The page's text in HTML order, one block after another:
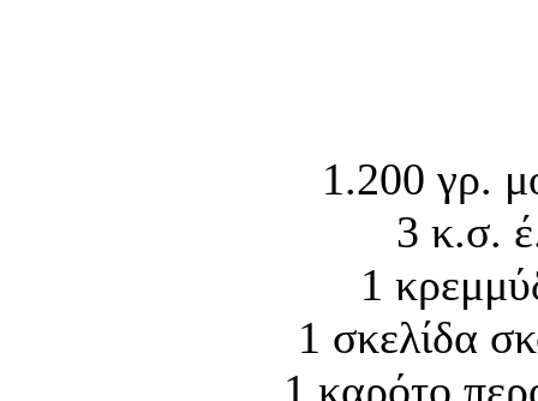
1.200 γρ.
3 κ.σ.
1
1 σκελίδα
1 καρότο